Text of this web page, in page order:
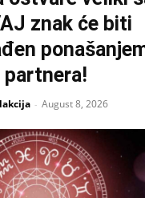
znak će biti
partnera!
- August 8, 2026